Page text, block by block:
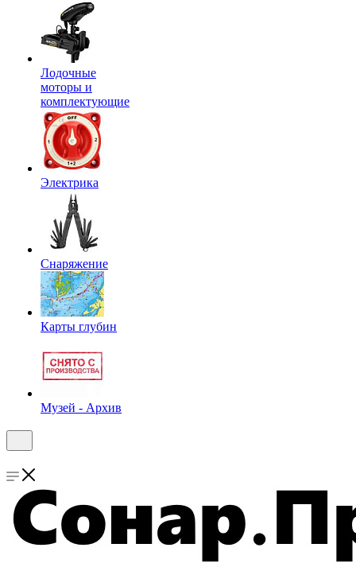
Лодочные
моторы и
комплектующие
Электрика
Снаряжение
Карты глубин
Музей - Архив